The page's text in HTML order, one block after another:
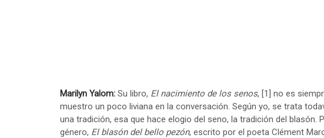
Marilyn Yalom: Su libro, El nacimiento de los senos, [1] no es
muestro un poco liviana en la conversación. Según yo, se trata
una tradición, esa que hace elogio del seno, la tradición del blasón.
género, El blasón del bello pezón, escrito por el poeta Clément